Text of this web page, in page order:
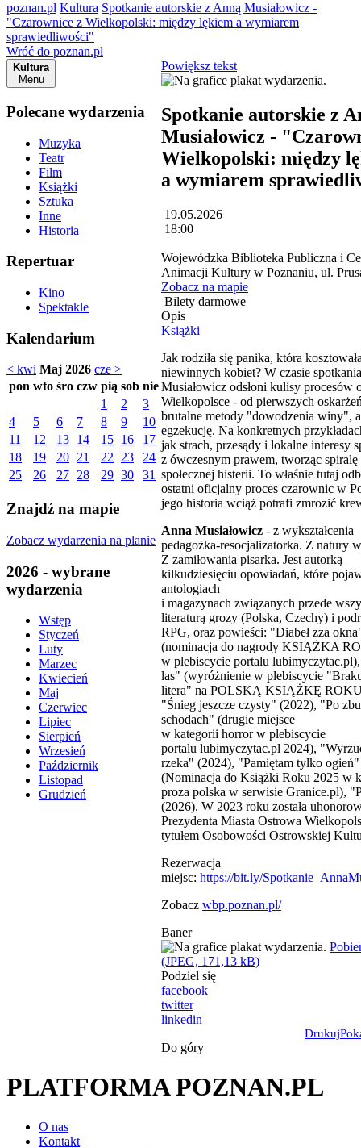
poznan.pl Kultura Spotkanie autorskie z Anną Musiałowicz -
"Czarownice z Wielkopolski: między lękiem a wymiarem
sprawiedliwości"
Wróć do poznan.pl
Kultura
Menu
Polecane wydarzenia
Muzyka
Teatr
Film
Książki
Sztuka
Inne
Historia
Repertuar
Kino
Spektakle
Kalendarium
< kwi Maj 2026 cze >
pon wto śro czw pią sob nie
1
2
3
4
5 6 7 8 9
10
11
12 13 14 15 16
17
18
19 20 21 22 23
24
25
26 27 28 29 30 31
Znajdź na mapie
Zobacz wydarzenia na planie
2026 - wybrane
wydarzenia
Wstęp
Styczeń
Luty
Marzec
Kwiecień
Maj
Czerwiec
Lipiec
Sierpień
Wrzesień
Październik
Listopad
Grudzień
Powiększ tekst
Spotkanie autorskie z
Musiałowicz -
Wielkopolski: między
a wymiarem
19.05.2026
18:00
Wojewódzka Biblioteka Publiczna i
Animacji Kultury w Poznaniu, ul.
Zobacz na mapie
Bilety darmowe
Opis
Książki
Jak rodziła się panika, która
niewinnych kobiet? W czasie
Musiałowicz odsłoni kulisy procesów
Wielkopolsce - od pierwszych
brutalne metody "dowodzenia winy",
egzekucję. Na konkretnych
jak strach, przesądy i lokalne interesy
z ówczesnym prawem, tworząc spiralę
społecznej histerii. To właśnie tutaj
ostatni oficjalny proces czarownic w
jego historia wciąż potrafi zmrozić
Anna Musiałowicz - z wykształcenia
pedagożka-resocjalizatorka. Z natury
Z zamiłowania pisarka. Jest autorką
kilkudziesięciu opowiadań, które
antologiach
i magazynach związanych przede
literaturą grozy (Polska, Czechy) i
RPG, oraz powieści: "Diabeł zza
(nominacja do nagrody KSIĄŻKA
w plebiscycie portalu
las" (wyróżnienie w plebiscycie
litera" na POLSKĄ KSIĄŻKĘ
"Śnieg jeszcze czysty" (2022), "Po
schodach" (drugie miejsce
w kategorii horror w plebiscycie
portalu lubimyczytac.pl 2024),
rzeka" (2024), "Pamiętam tylko ogień"
(Nominacja do Książki Roku 2025 w
proza polska w serwisie Granice.pl),
(2026). W 2023 roku została
Prezydenta Miasta Ostrowa
tytułem Osobowości Ostrowskiej
Rezerwacja
miejsc: https://bit.ly/
Zobacz wbp.poznan.pl/
Baner
(JPEG, 171,13 kB)
Podziel się
facebook
twitter
linkedin
Drukuj
Do góry
PLATFORMA POZNAN.PL
O nas
Kontakt